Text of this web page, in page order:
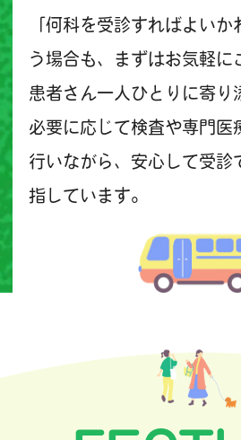
「何科を受診すればよい
う場合も、まずはお気軽に
患者さん一人ひとりに寄り
必要に応じて検査や専門医
行いながら、安心して受診
指しています。